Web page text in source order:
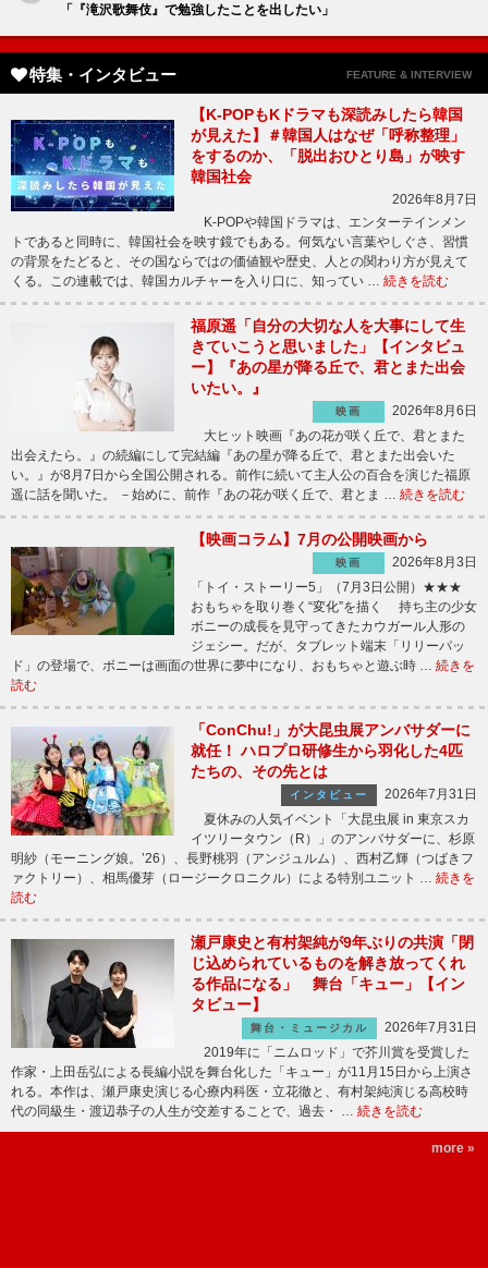
「『滝沢歌舞伎』で勉強したことを出したい」
特集・インタビュー FEATURE & INTERVIEW
【K-POPもKドラマも深読みしたら韓国
が見えた】＃韓国人はなぜ「呼称整理」
をするのか、「脱出おひとり島」が映す
韓国社会
2026年8月7日
K-POPや韓国ドラマは、エンターテインメン
トであると同時に、韓国社会を映す鏡でもある。何気ない言葉やしぐさ、習慣
の背景をたどると、その国ならではの価値観や歴史、人との関わり方が見えて
くる。この連載では、韓国カルチャーを入り口に、知ってい … 続きを読む
福原遥「自分の大切な人を大事にして生
きていこうと思いました」【インタビュ
ー】『あの星が降る丘で、君とまた出会
いたい。』
映画
2026年8月6日
大ヒット映画『あの花が咲く丘で、君とまた
出会えたら。』の続編にして完結編『あの星が降る丘で、君とまた出会いた
い。』が8月7日から全国公開される。前作に続いて主人公の百合を演じた福原
遥に話を聞いた。 －始めに、前作『あの花が咲く丘で、君とま … 続きを読む
【映画コラム】7月の公開映画から
映画
2026年8月3日
「トイ・ストーリー5」（7月3日公開）★★★
おもちゃを取り巻く“変化”を描く 持ち主の少女
ボニーの成長を見守ってきたカウガール人形の
ジェシー。だが、タブレット端末「リリーパッ
ド」の登場で、ボニーは画面の世界に夢中になり、おもちゃと遊ぶ時 … 続きを
読む
「ConChu!」が大昆虫展アンバサダーに
就任！ ハロプロ研修生から羽化した4匹
たちの、その先とは
インタビュー
2026年7月31日
夏休みの人気イベント「大昆虫展 in 東京スカ
イツリータウン（R）」のアンバサダーに、杉原
明紗（モーニング娘。’26）、長野桃羽（アンジュルム）、西村乙輝（つばきフ
ァクトリー）、相馬優芽（ロージークロニクル）による特別ユニット … 続きを
読む
瀬戸康史と有村架純が9年ぶりの共演「閉
じ込められているものを解き放ってくれ
る作品になる」 舞台「キュー」【イン
タビュー】
舞台・ミュージカル
2026年7月31日
2019年に「ニムロッド」で芥川賞を受賞した
作家・上田岳弘による長編小説を舞台化した「キュー」が11月15日から上演さ
れる。本作は、瀬戸康史演じる心療内科医・立花徹と、有村架純演じる高校時
代の同級生・渡辺恭子の人生が交差することで、過去・ … 続きを読む
more »